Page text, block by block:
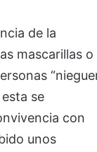
de la
mascarillas o
se
con
unos